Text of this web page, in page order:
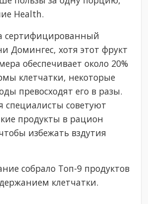
Health.
сертифицированный
Домингес, хотя этот фрукт
обеспечивает около 20%
клетчатки, некоторые
превосходят его в разы.
специалисты советуют
продукты в рацион
избежать вздутия
собрало Топ-9 продуктов
клетчатки.